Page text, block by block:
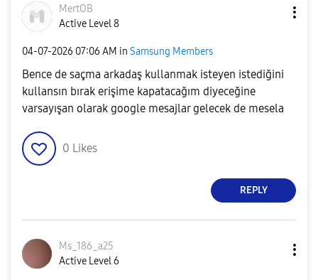
MertOB
Active Level 8
‎04-07-2026 07:06 AM in Samsung Members
Bence de saçma arkadaş kullanmak isteyen istediğini
kullansın bırak erişime kapatacağım diyeceğine
varsayışan olarak google mesajlar gelecek de mesela
0 Likes
REPLY
Ms_186_a25
Active Level 6